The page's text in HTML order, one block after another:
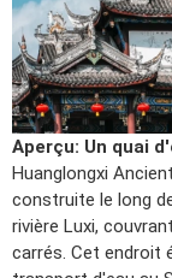
Aperçu: Un quai
Huanglongxi
construite le long
rivière Luxi,
carrés. Cet endroit